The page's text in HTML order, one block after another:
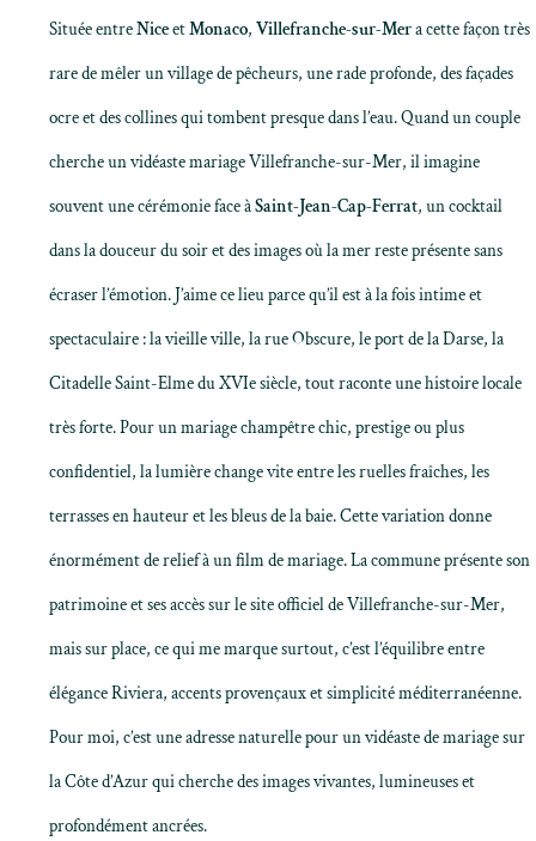
Située entreNiceetMonaco, Villefranche-sur-Mera cette façon très
rare de mêler un village de pêcheurs, une rade profonde, des façades
ocre et des collines qui tombent presque dans l’eau. Quand un couple
cherche un vidéaste mariage Villefranche-sur-Mer, il imagine
souvent une cérémonie face àSaint-Jean-Cap-Ferrat, un cocktail
dans la douceur du soir et des images où la mer reste présente sans
écraser l’émotion. J’aime ce lieu parce qu’il est à la fois intime et
spectaculaire : la vieille ville, la rue Obscure, le port de la Darse, la
Citadelle Saint-Elme du XVIe siècle, tout raconte une histoire locale
très forte. Pour un mariage champêtre chic, prestige ou plus
confidentiel, la lumière change vite entre les ruelles fraîches, les
terrasses en hauteur et les bleus de la baie. Cette variation donne
énormément de relief à unfilm de mariage. La commune présente son
patrimoine et ses accès sur lesite officiel de Villefranche-sur-Mer,
mais sur place, ce qui me marque surtout, c’est l’équilibre entre
élégance Riviera, accents provençaux et simplicité méditerranéenne.
Pour moi, c’est une adresse naturelle pour unvidéaste de mariage sur
la Côte d’Azurqui cherche des images vivantes, lumineuses et
profondément ancrées.